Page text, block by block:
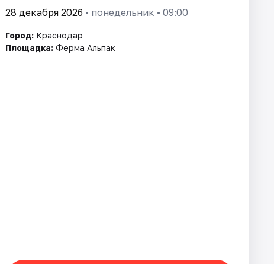
28 декабря 2026 • понедельник • 09:00
Город: Краснодар
Площадка: Ферма Альпак